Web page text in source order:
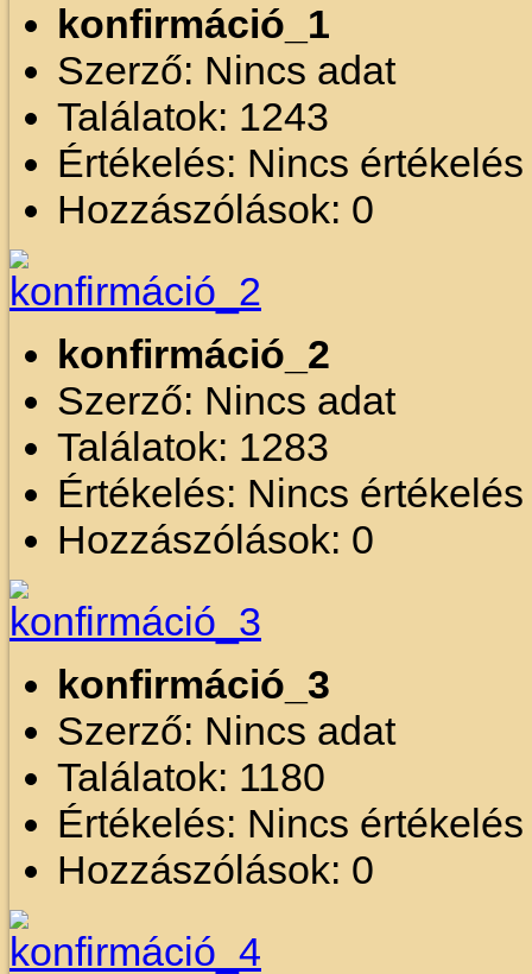
konfirmáció_1
Szerző: Nincs adat
Találatok: 1243
Értékelés: Nincs
Hozzászólások: 0
konfirmáció_2
Szerző: Nincs adat
Találatok: 1283
Értékelés: Nincs
Hozzászólások: 0
konfirmáció_3
Szerző: Nincs adat
Találatok: 1180
Értékelés: Nincs
Hozzászólások: 0